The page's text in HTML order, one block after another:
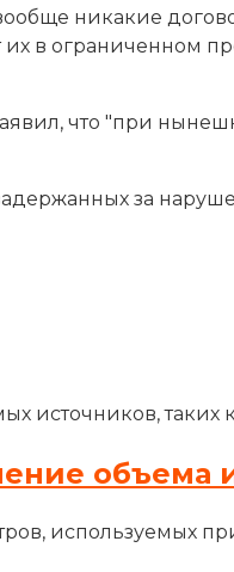
никакие
ограниченном
что "при
за
источников, таких
объема
используемых